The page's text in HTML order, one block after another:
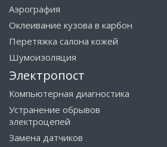
Аэрография
Оклеивание кузова в карбон
Перетяжка салона кожей
Шумоизоляция
Электропост
Компьютерная диагностика
Устранение обрывов
электроцепей
Замена датчиков